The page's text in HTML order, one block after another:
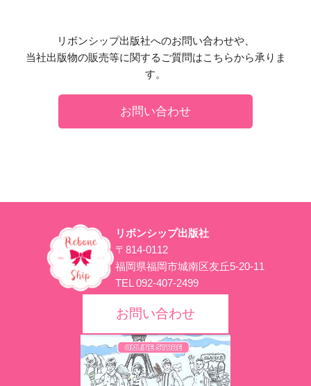
リボンシップ出版社へのお問い合わせや、
当社出版物の販売等に関するご質問はこちらから承りま
す。
お問い合わせ
リボンシップ出版社
〒814-0112
福岡県福岡市城南区友丘5-20-11
TEL 092-407-2499
お問い合わせ